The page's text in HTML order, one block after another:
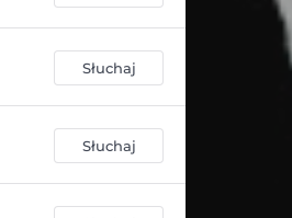
02:28
01:56
Słuchaj
Słuchaj